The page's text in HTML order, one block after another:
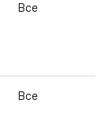
Все
Все